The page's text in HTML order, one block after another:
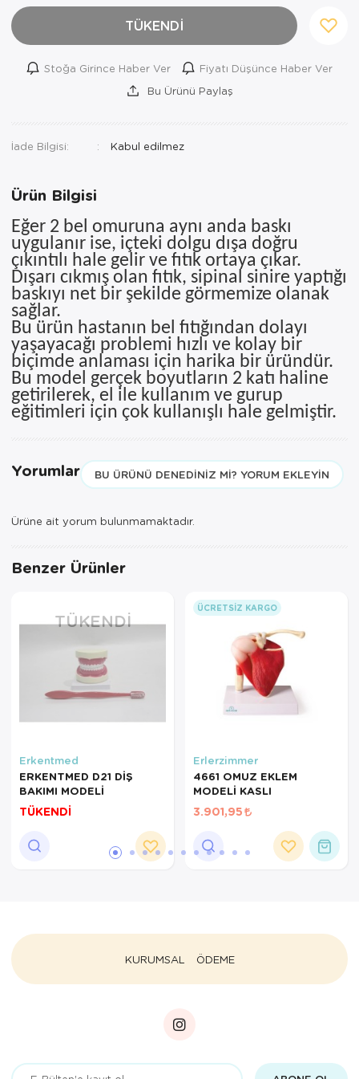
Ortopedi Ürünleri
Sarf Malzemeleri
Sarf Malzemeleri
Yara Bakım Ürünleri
TÜKENDİ
Stoğa Girince Haber Ver
Fiyatı Düşünce Haber Ver
Bu Ürünü Paylaş
İade Bilgisi:
Ürün Bilgisi
Eğer 2 bel omuruna aynı anda baskı
uygulanır ise, içteki dolgu dışa doğru
çıkıntılı hale gelir ve fıtık ortaya çıkar.
Dışarı cıkmış olan fıtık, sipinal sinire yaptığı
baskıyı net bir şekilde görmemize olanak
sağlar.
Bu ürün hastanın bel fıtığından dolayı
yaşayacağı problemi hızlı ve kolay bir
biçimde anlaması için harika bir üründür.
Bu model gerçek boyutların 2 katı haline
getirilerek, el ile kullanım ve gurup
eğitimleri için çok kullanışlı hale gelmiştir.
Yorumlar BU ÜRÜNÜ DENEDINIZ MI? YORUM EKLEYIN
Ürüne ait yorum bulunmamaktadır.
Benzer Ürünler
TÜKENDI
Erkentmed
ERKENTMED D21 DİŞ
BAKIMI MODELİ
TÜKENDİ
ÜCRETSIZ KARGO
Erlerzimmer
4661 OMUZ EKLEM
MODELİ KASLI
3.901,95
KURUMSAL ÖDEME